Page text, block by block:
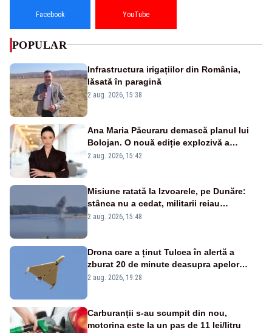
Facebook YouTube
POPULAR
Infrastructura irigațiilor din România,
lăsată în paragină
2 aug. 2026, 15:38
Ana Maria Păcuraru demască planul lui
Bolojan. O nouă ediție explozivă a
emisiunii „Miza Zilei” la Realitatea PLUS
2 aug. 2026, 15:42
Misiune ratată la Izvoarele, pe Dunăre:
stânca nu a cedat, militarii reiau
detonările luni – VIDEO
2 aug. 2026, 15:48
Drona care a ținut Tulcea în alertă a
zburat 20 de minute deasupra apelor
României. Au fost ridicate două F-16
2 aug. 2026, 19:28
Carburanții s-au scumpit din nou,
motorina este la un pas de 11 lei/litru